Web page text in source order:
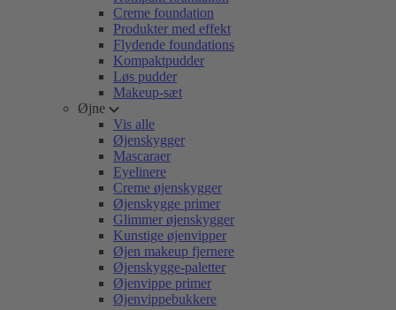
Creme foundation
Produkter med effekt
Flydende foundations
Kompaktpudder
Løs pudder
Makeup-sæt
Øjne
Vis alle
Øjenskygger
Mascaraer
Eyelinere
Creme øjenskygger
Øjenskygge primer
Glimmer øjenskygger
Kunstige øjenvipper
Øjen makeup fjernere
Øjenskygge-paletter
Øjenvippe primer
Øjenvippebukkere